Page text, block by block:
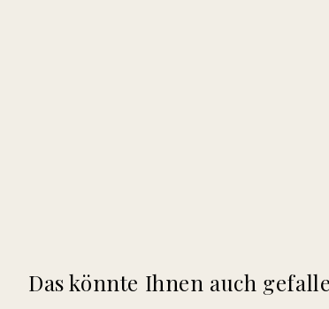
Das könnte Ihnen auch